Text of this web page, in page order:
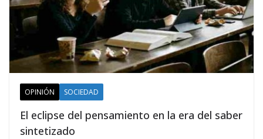
OPINIÓN SOCIEDAD
El eclipse del pensamiento en la era del saber
sintetizado